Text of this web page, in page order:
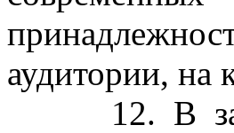
аудитории, на
12. В